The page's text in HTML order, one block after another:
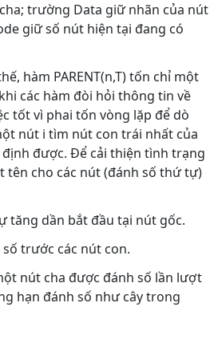
trường Data giữ nhãn của nút
giữ số nút hiện tại đang có
hàm PARENT(n,T) tốn chỉ một
các hàm đòi hỏi thông tin về
tốt vì phai tốn vòng lặp để dò
nút i tìm nút con trái nhất của
được. Để cải thiện tình trạng
tên cho các nút (đánh số thứ tự)
tăng dần bắt đầu tại nút gốc.
trước các nút con.
nút cha được đánh số lần lượt
hạn đánh số như cây trong